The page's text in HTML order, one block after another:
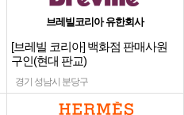
브레빌코리아 유한회사
[브레빌 코리아] 백화점 판매사원
구인(현대 판교)
경기 성남시 분당구